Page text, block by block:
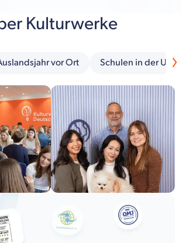
Kulturwerke
vor Ort Schulen in der